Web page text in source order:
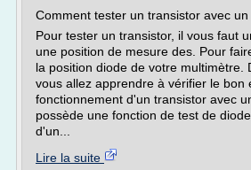
Comment tester un transistor avec
Pour tester un transistor, il vous faut
une position de mesure des. Pour
la position diode de votre multimètre.
vous allez apprendre à vérifier le bon
fonctionnement d'un transistor avec
possède une fonction de test de
d'un...
Lire la suite